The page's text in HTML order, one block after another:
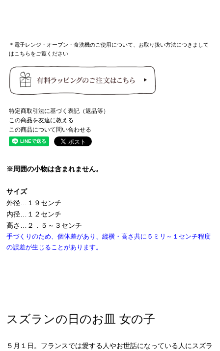
＊電子レンジ・オーブン・食洗機のご使用について、お取り扱い方法につきまして
はこちらをご覧ください
特定商取引法に基づく表記（返品等）
この商品を友達に教える
この商品について問い合わせる
※周囲の小物は含まれません。
サイズ
外径…１９センチ
内径…１２センチ
高さ…２．５～３センチ
手づくりのため、個体差があり、縦横・高さ共に５ミリ～１センチ程度
の誤差が生じることがあります。
スズランの日のお皿 女の子
５月１日。フランスでは愛する人やお世話になっている人にスズラ